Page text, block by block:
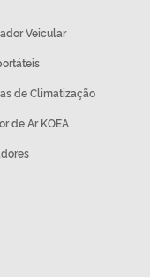
Veicular
de Climatização
de Ar KOEA